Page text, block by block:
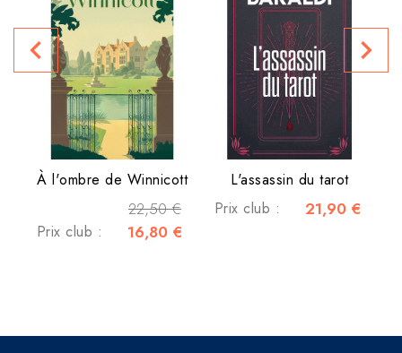
À l'ombre de Winnicott
22,50 €
Prix club : 16,80 €
L'assassin du tarot
Prix club :
21,90 €
navigate_before navigate_next